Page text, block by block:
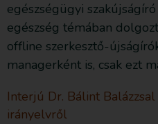
egészségügyi
egészség témában
offline szerkesztő-
managerként is, csak ezt
Interjú Dr. Bálint
irányelvről